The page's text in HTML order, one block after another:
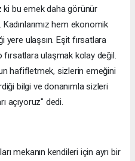
bu emek daha görünür
hem ekonomik
ulaşsın. Eşit fırsatlara
ulaşmak kolay değil.
hafifletmek, sizlerin emeğini
bilgi ve donanımla sizleri
açıyoruz" dedi.
mekanın kendileri için ayrı bir